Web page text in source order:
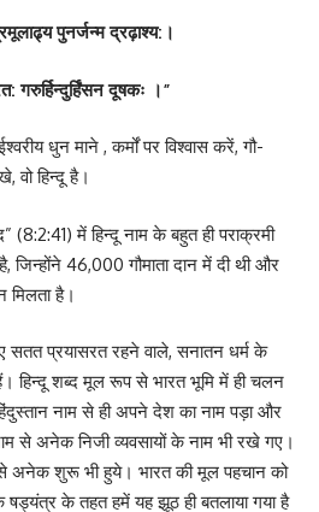
पुनर्जन्म द्रढ़ाश्य:।
गरुर्हिन्दुर्हिंसन दूषकः ।”
धुन माने , कर्मों पर विश्वास करें, गौ-
वो हिन्दू है।
में हिन्दू नाम के बहुत ही पराक्रमी
जिन्होंने 46,000 गौमाता दान में दी थी और
मिलता है।
सतत प्रयासरत रहने वाले, सनातन धर्म के
हिन्दू शब्द मूल रूप से भारत भूमि में ही चलन
नाम से ही अपने देश का नाम पड़ा और
से अनेक निजी व्यवसायों के नाम भी रखे गए।
अनेक शुरू भी हुये। भारत की मूल पहचान को
के तहत हमें यह झूठ ही बतलाया गया है